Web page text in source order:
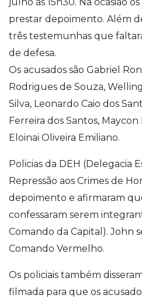
prestar depoimento. Além
três testemunhas que
de defesa.
Os acusados são Gabriel
Rodrigues de Souza,
Silva, Leonardo Caio dos
Ferreira dos Santos,
Eloinai Oliveira Emiliano.
Policias da DEH (Delegacia
Repressão aos Crimes de
depoimento e afirmaram
confessaram serem
Comando da Capital). John
Comando Vermelho.
Os policiais também
filmada para que os